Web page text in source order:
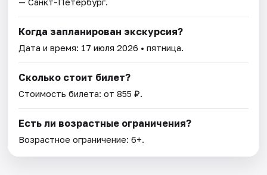
Когда запланирован экскурсия?
Дата и время: 17 июля 2026 • пятница.
Сколько стоит билет?
Стоимость билета: от 855 ₽.
Есть ли возрастные ограничения?
Возрастное ограничение: 6+.